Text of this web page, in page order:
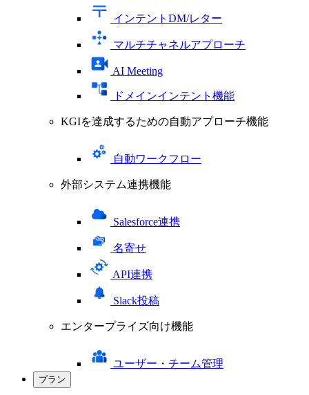
インテントDM/レター
マルチチャネルアプローチ
AI Meeting
ドメインインテント機能
KGIを達成するための自動アプローチ機能
自動ワークフロー
外部システム連携機能
Salesforce連携
名寄せ
API連携
Slack投稿
エンタープライズ向け機能
ユーザー・チーム管理
プラン